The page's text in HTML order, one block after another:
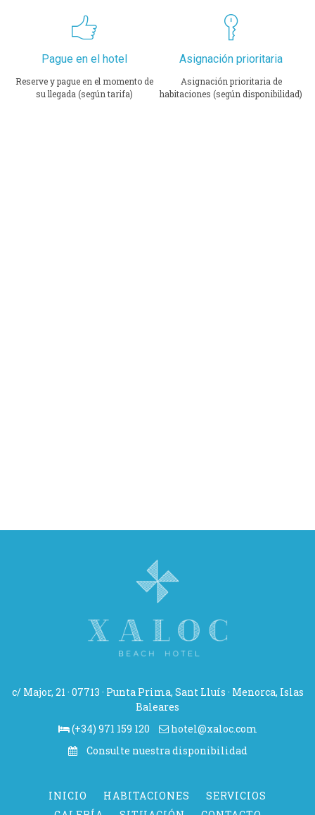
Pague en el hotel
Reserve y pague en el momentode
su llegada (según tarifa)
Asignación prioritaria
Asignación prioritaria de
habitaciones (según disponibilidad)
c/ Major, 21 · 07713 · Punta Prima, Sant Lluís · Menorca, Islas
Baleares
(+34) 971 159 120
hotel@xaloc.com
Consulte nuestra disponibilidad
INICIO HABITACIONES
SERVICIOS